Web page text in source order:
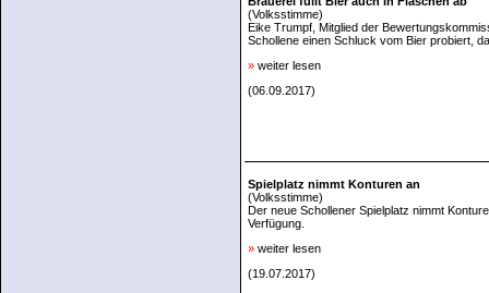
(Volksstimme)
Eike Trumpf, Mitglied der
Schollene einen Schluck vom Bier probiert,
» weiter lesen
(06.09.2017)
Spielplatz nimmt Konturen an
(Volksstimme)
Der neue Schollener Spielplatz nimmt
Verfügung.
» weiter lesen
(19.07.2017)